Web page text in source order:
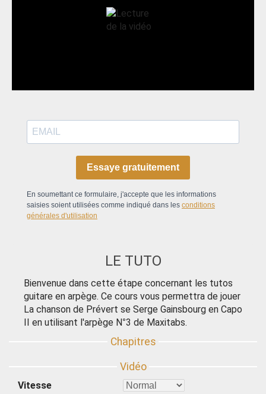
Essaye gratuitement
En soumettant ce formulaire, j'accepte que les informations
saisies soient utilisées comme indiqué dans les conditions
générales d'utilisation
LE TUTO
Bienvenue dans cette étape concernant les tutos
guitare en arpège. Ce cours vous permettra de jouer
La chanson de Prévert se Serge Gainsbourg en Capo
II en utilisant l'arpège N°3 de Maxitabs.
Vitesse